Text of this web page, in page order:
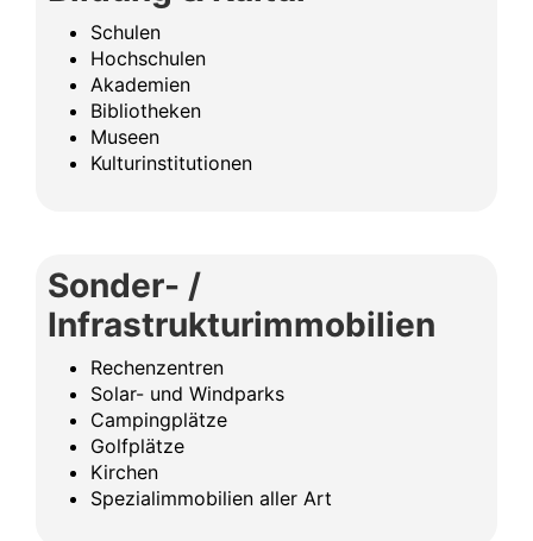
Schulen
Hochschulen
Akademien
Bibliotheken
Museen
Kulturinstitutionen
Sonder- /
Infrastrukturimmobilien
Rechenzentren
Solar- und Windparks
Campingplätze
Golfplätze
Kirchen
Spezialimmobilien aller Art